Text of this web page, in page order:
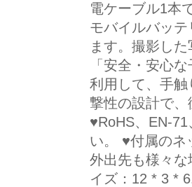
電ケーブル1本
モバイルバッ
ます。撮影し
「安全・安心
利用して、手
撃性の設計で
♥RoHS、EN-
い。 ♥付属のネ
外出先も様々
イズ：12 * 3 *